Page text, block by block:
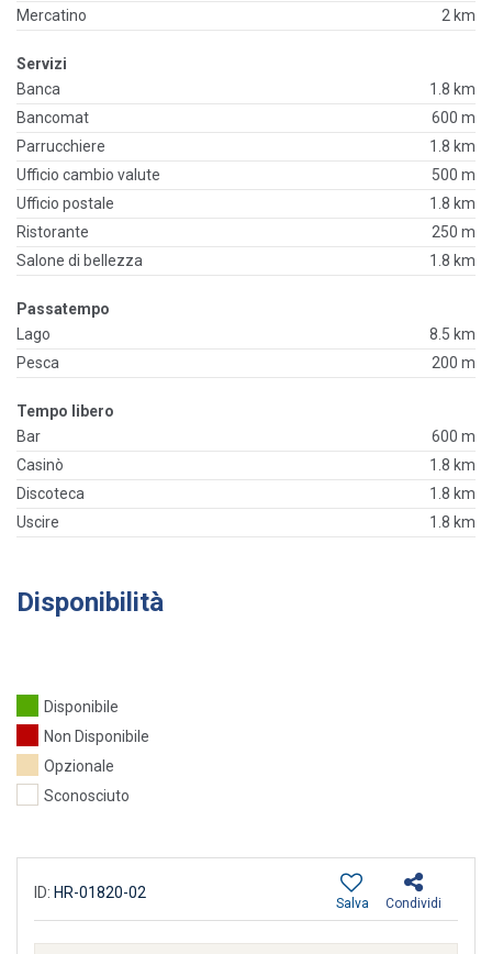
Mercatino 2 km
Servizi
Banca
1.8 km
Bancomat
600 m
Parrucchiere
1.8 km
Ufficio cambio valute
500 m
Ufficio postale
1.8 km
Ristorante
250 m
Salone di bellezza
1.8 km
Passatempo
Lago
8.5 km
Pesca
200 m
Tempo libero
Bar
600 m
Casinò
1.8 km
Discoteca
1.8 km
Uscire
1.8 km
Disponibilità
Disponibile
Non Disponibile
Opzionale
Sconosciuto
ID: HR-01820-02
Condividi
Salva